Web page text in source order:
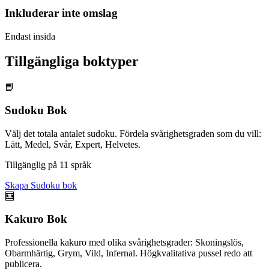
Inkluderar inte omslag
Endast insida
Tillgängliga boktyper
📘
Sudoku Bok
Välj det totala antalet sudoku. Fördela svårighetsgraden som du vill:
Lätt, Medel, Svår, Expert, Helvetes.
Tillgänglig på 11 språk
Skapa Sudoku bok
🧮
Kakuro Bok
Professionella kakuro med olika svårighetsgrader: Skoningslös,
Obarmhärtig, Grym, Vild, Infernal. Högkvalitativa pussel redo att
publicera.